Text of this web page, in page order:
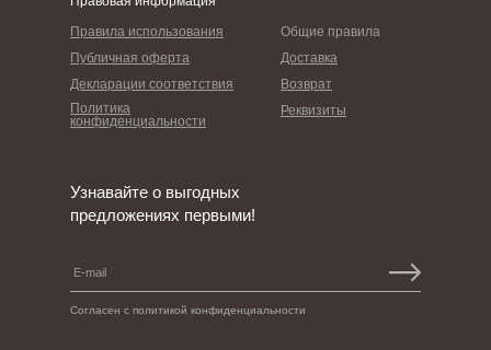
Правила использования Общие правила
Возврат
Декларации соответствия
Реквизиты
Политика
конфиденциальности
Доставка
Публичная оферта
Согласен с политикой конфиденциальности
Узнавайте о выгодных
предложениях первыми!